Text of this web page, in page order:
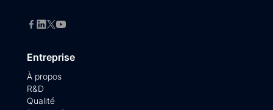
Entreprise
À propos
R&D
Qualité